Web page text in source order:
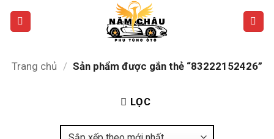
Trang chủ / Sản phẩm được gắn thẻ “83222152426”
LỌC